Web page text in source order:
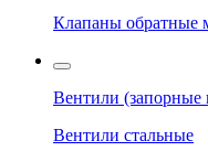
Клапаны обратные
Вентили (запорные
Вентили стальные